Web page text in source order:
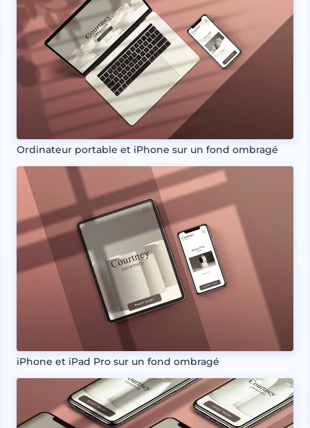
Ordinateur portable et iPhone sur un fond ombragé
iPhone et iPad Pro sur un fond ombragé